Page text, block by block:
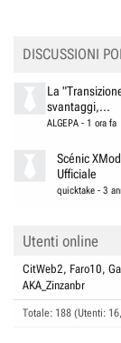
DISCUSSIONI
La
svantaggi,...
ALGEPA- 1 ora fa
Scénic
Ufficiale
quicktake -3
Utenti online
CitWeb2 Faro10
AKA_Zinzanbr
Totale: 188 (Utenti: